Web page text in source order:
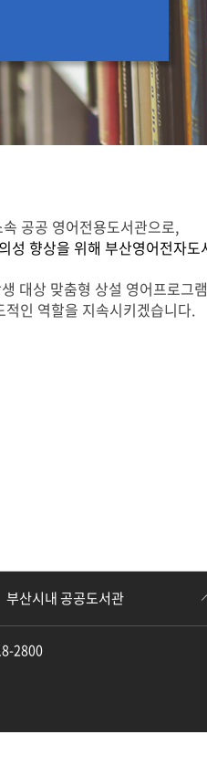
공공 영어전용도서관으로,
향상을 위해 부산영어전자
대상 맞춤형 상설 영어프로그
인 역할을 지속시키겠습니다.
부산시내 공공도서관
2800